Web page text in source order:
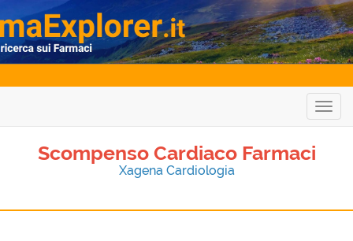
Scompenso Cardiaco Farmaci
Xagena Cardiologia